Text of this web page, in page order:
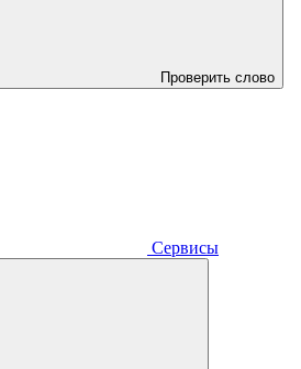
Проверить слово
Сервисы